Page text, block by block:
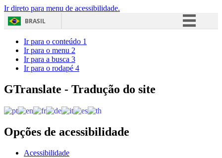
Ir direto para menu de acessibilidade.
BRASIL
Acesso à informação
Ir para o conteúdo 1
Ir para o menu 2
Ir para a busca 3
Ir para o rodapé 4
GTranslate - Tradução do site
Opções de acessibilidade
Acessibilidade